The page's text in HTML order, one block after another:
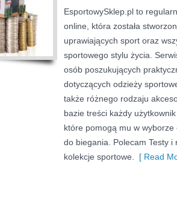
EsportowySklep.pl to
online, która została
uprawiających sport oraz
sportowego stylu życia.
osób poszukujących
dotyczących odzieży
także różnego rodzaju
bazie treści każdy
które pomogą mu w
do biegania. Polecam Testy
kolekcje sportowe.
[ Read